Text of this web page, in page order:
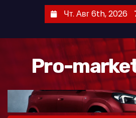
Чт. Авг 6th, 2026
Pro-